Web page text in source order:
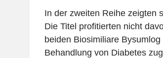
In der zweiten Reihe zeigten
Die Titel profitierten nicht
beiden Biosimiliare
Behandlung von Diabetes